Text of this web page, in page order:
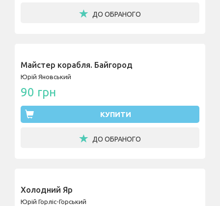
ДО ОБРАНОГО
Майстер корабля. Байгород
Юрій Яновський
90 грн
КУПИТИ
ДО ОБРАНОГО
Холодний Яр
Юрій Горліс-Горський